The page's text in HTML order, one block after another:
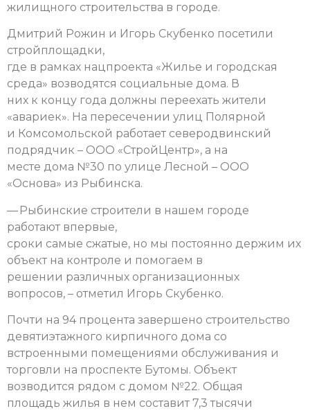
жилищного строительства в городе.
Дмитрий Рожин и Игорь Скубенко посетили
стройплощадки,
где в рамках нацпроекта «Жилье и городская
среда» возводятся социальные дома. В
них к концу года должны переехать жители
«авариек». На пересечении улиц Полярной
и Комсомольской работает северодвинский
подрядчик – ООО «СтройЦентр», а на
месте дома №30 по улице Лесной – ООО
«Основа» из Рыбинска.
— Рыбинские строители в нашем городе
работают впервые,
сроки самые сжатые, но мы постоянно держим их
объект на контроле и помогаем в
решении различных организационных
вопросов, – отметил Игорь Скубенко.
Почти на 94 процента завершено строительство
девятиэтажного кирпичного дома со
встроенными помещениями обслуживания и
торговли на проспекте Бутомы. Объект
возводится рядом с домом №22. Общая
площадь жилья в нем составит 7,3 тысячи